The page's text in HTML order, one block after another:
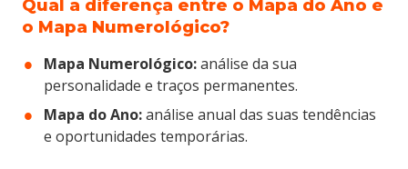
Qual a diferença entre o Mapa do Ano e
o Mapa Numerológico?
Mapa Numerológico:análise da sua
personalidade e traços permanentes.
Mapa do Ano:análise anual das suas tendências
e oportunidades temporárias.